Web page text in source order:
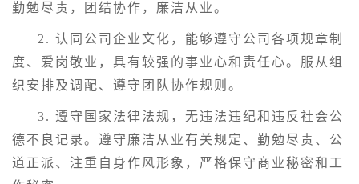
勤勉尽责，团结协作，廉洁从业。
2. 认同公司企业文化，能够遵守公司各项规章制
度、爱岗敬业，具有较强的事业心和责任心。服从组
织安排及调配、遵守团队协作规则。
3. 遵守国家法律法规，无违法违纪和违反社会公
德不良记录。遵守廉洁从业有关规定、勤勉尽责、公
道正派、注重自身作风形象，严格保守商业秘密和工